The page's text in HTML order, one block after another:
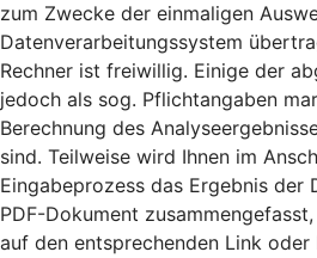
zum Zwecke der einmaligen
Datenverarbeitungssystem
Rechner ist freiwillig. Einige der
jedoch als sog. Pflichtangaben
Berechnung des
sind. Teilweise wird Ihnen im
Eingabeprozess das Ergebnis der
PDF-Dokument
auf den entsprechenden Link